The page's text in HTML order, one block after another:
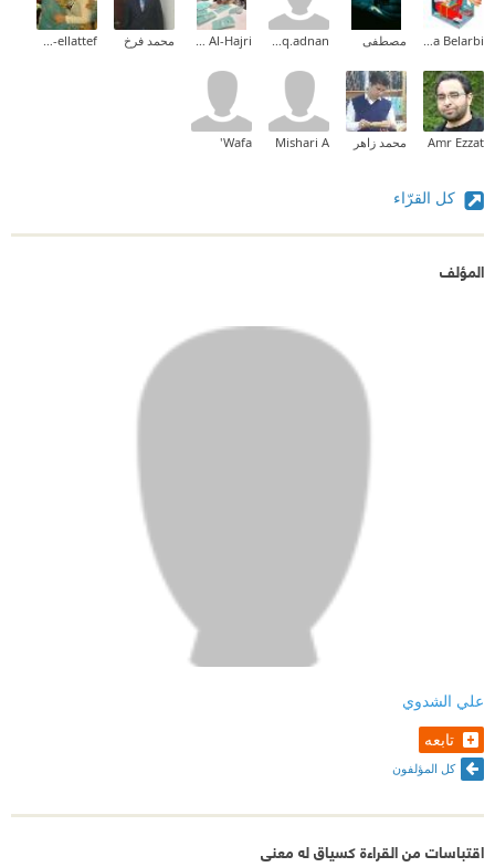
Halima Belarbi مصطفى asheq.adnan
Mariam Al-Hajri محمد فرخ Radwa Abd-ellattef
Amr Ezzat محمد زاهر Mishari A
Wafa'
كل القرّاء
المؤلف
علي الشدوي
تابعه
كل المؤلفون
اقتباسات من القراءة كسياق له معنى